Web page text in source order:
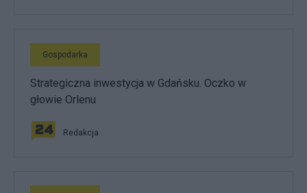
Gospodarka
Strategiczna inwestycja w Gdańsku. Oczko w
głowie Orlenu
Redakcja